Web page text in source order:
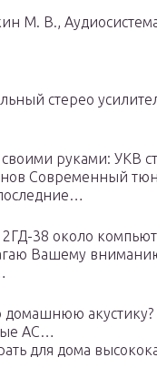
М. В.,
стерео
руками: УКВ
Современный
38 около
Вашему
домашнюю
АС…
для дома